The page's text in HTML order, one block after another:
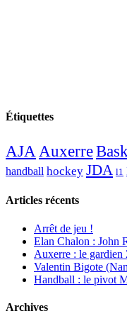
Étiquettes
AJA Auxerre
handball hockey JDA l1
Articles récents
Arrêt de jeu !
Elan Chalon : John
Auxerre : le gardien
Valentin Bigote
Handball : le pivot
Archives